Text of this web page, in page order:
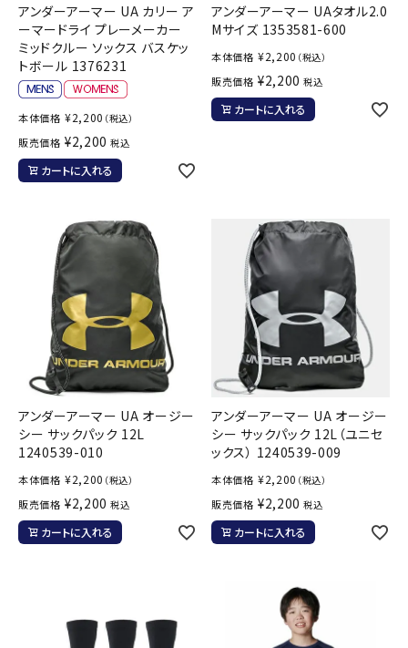
アンダーアーマー UA カリー ア
ーマードライ プレーメーカー
ミッドクルー ソックス バスケッ
トボール 1376231
本体価格 ¥2,200 （税込）
販売価格 ¥2,200 税込
カートに入れる
アンダーアーマー UAタオル2.0
Mサイズ 1353581-600
本体価格 ¥2,200 （税込）
販売価格 ¥2,200 税込
カートに入れる
アンダーアーマー UA オージー
シー サックパック 12L
1240539-010
本体価格 ¥2,200 （税込）
販売価格 ¥2,200 税込
カートに入れる
アンダーアーマー UA オージー
シー サックパック 12L（ユニセ
ックス） 1240539-009
本体価格 ¥2,200 （税込）
販売価格 ¥2,200 税込
カートに入れる